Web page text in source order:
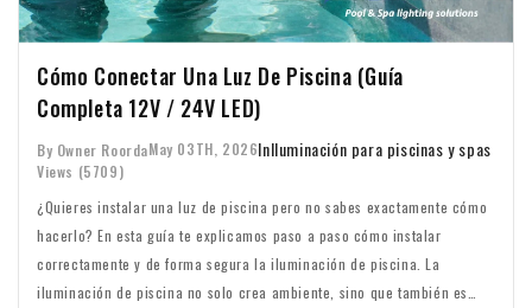
Cómo Conectar Una Luz De Piscina (Guía
Completa 12V / 24V LED)
By Owner RoordaMay 03TH, 2026InIluminación para piscinas y spas
Views (5709)
¿Quieres instalar una luz de piscina pero no sabes exactamente cómo
hacerlo? En esta guía te explicamos paso a paso cómo instalar
correctamente y de forma segura la iluminación de piscina. La
iluminación de piscina no solo crea ambiente, sino que también es